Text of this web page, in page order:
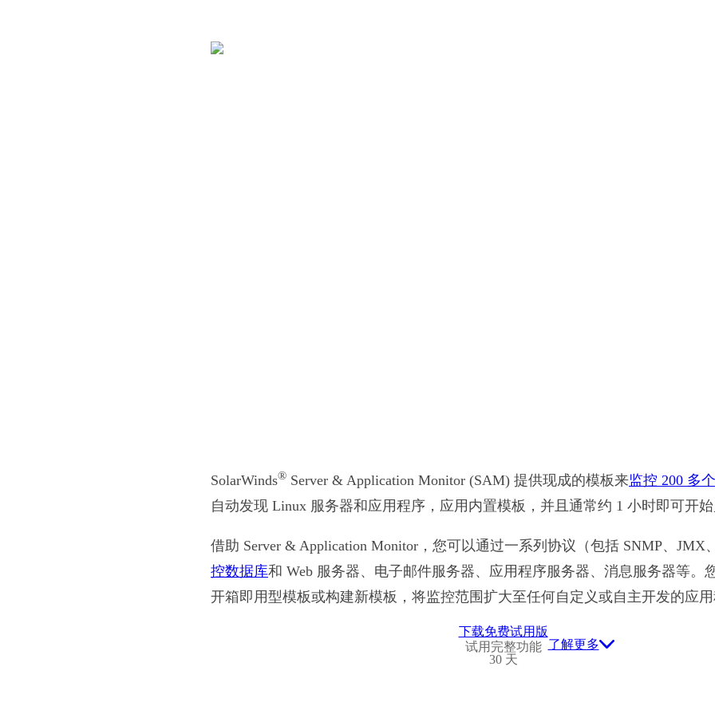
SolarWinds® Server & Application Monitor (SAM) 提供现成的模板来监控 200 多
自动发现 Linux 服务器和应用程序，应用内置模板，并且通常约 1 小时即可开
借助 Server & Application Monitor，您可以通过一系列协议（包括 SNMP、
控数据库和 Web 服务器、电子邮件服务器、应用程序服务器、消息服务器等。
开箱即用型模板或构建新模板，将监控范围扩大至任何自定义或自主开发的应
下载免费试用版
试用完整功能
30 天
了解更多